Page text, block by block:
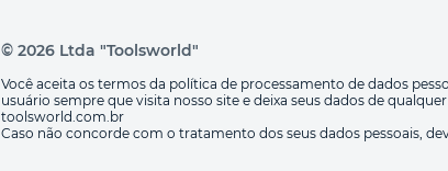
© 2026 Ltda "Toolsworld"
Você aceita os termos da política de processamento de dados
usuário sempre que visita nosso site e deixa seus dados de
toolsworld.com.br
Caso não concorde com o tratamento dos seus dados pessoais,